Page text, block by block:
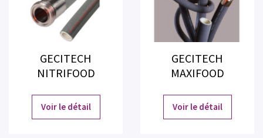
GECITECH
NITRIFOOD
Voir le détail
GECITECH
MAXIFOOD
Voir le détail